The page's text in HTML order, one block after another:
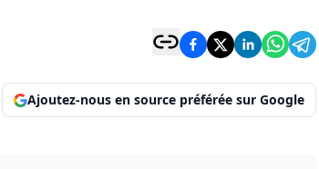
Ajoutez-nous en source préférée sur Google